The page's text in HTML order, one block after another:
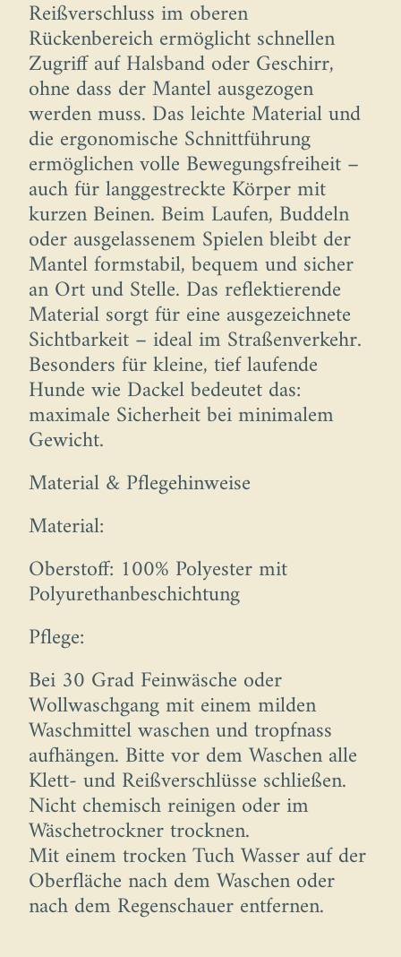
Reißverschluss im oberen
Rückenbereich ermöglicht schnellen
Zugriff auf Halsband oder Geschirr,
ohne dass der Mantel ausgezogen
werden muss. Das leichte Material und
die ergonomische Schnittführung
ermöglichen volle Bewegungsfreiheit –
auch für langgestreckte Körper mit
kurzen Beinen. Beim Laufen, Buddeln
oder ausgelassenem Spielen bleibt der
Mantel formstabil, bequem und sicher
an Ort und Stelle. Das reflektierende
Material sorgt für eine ausgezeichnete
Sichtbarkeit – ideal im Straßenverkehr.
Besonders für kleine, tief laufende
Hunde wie Dackel bedeutet das:
maximale Sicherheit bei minimalem
Gewicht.
Material & Pflegehinweise
Material:
Oberstoff: 100% Polyester mit
Polyurethanbeschichtung
Pflege:
Bei 30 Grad Feinwäsche oder
Wollwaschgang mit einem milden
Waschmittel waschen und tropfnass
aufhängen. Bitte vor dem Waschen alle
Klett- und Reißverschlüsse schließen.
Nicht chemisch reinigen oder im
Wäschetrockner trocknen.
Mit einem trocken Tuch Wasser auf der
Oberfläche nach dem Waschen oder
nach dem Regenschauer entfernen.